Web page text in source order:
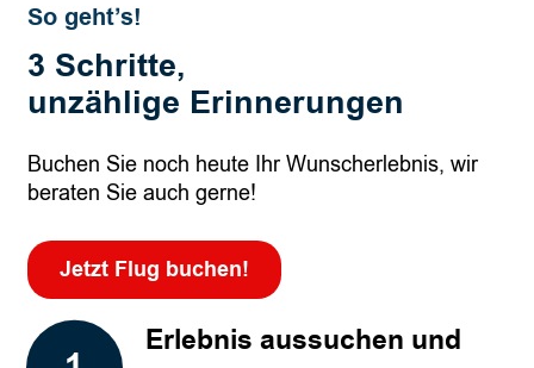
So geht’s!
3 Schritte,
unzählige Erinnerungen
Buchen Sie noch heute Ihr Wunscherlebnis, wir
beraten Sie auch gerne!
Jetzt Flug buchen!
Erlebnis aussuchen und